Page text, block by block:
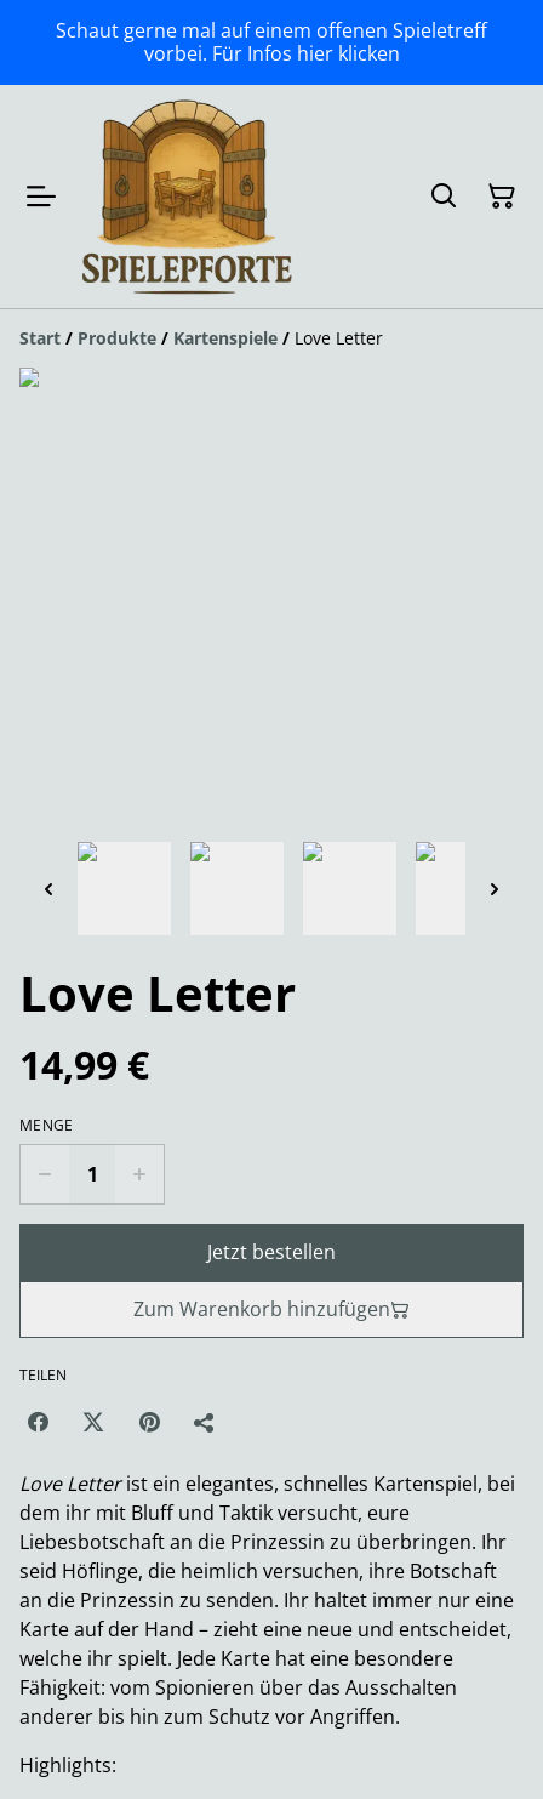
Schaut gerne mal auf einem offenen Spieletreff
vorbei. Für Infos hier klicken
Start / Produkte / Kartenspiele / Love Letter
Love Letter
14,99 €
MENGE
Jetzt bestellen
Zum Warenkorb hinzufügen
TEILEN
Love Letterist ein elegantes, schnelles Kartenspiel, bei
dem ihr mit Bluff und Taktik versucht, eure
Liebesbotschaft an die Prinzessin zu überbringen. Ihr
seid Höflinge, die heimlich versuchen, ihre Botschaft
an die Prinzessin zu senden. Ihr haltet immer nur eine
Karte auf der Hand – zieht eine neue und entscheidet,
welche ihr spielt. Jede Karte hat eine besondere
Fähigkeit: vom Spionieren über das Ausschalten
anderer bis hin zum Schutz vor Angriffen.
Highlights: